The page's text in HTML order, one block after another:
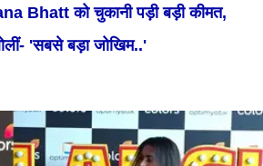
Bhatt को चुकानी पड़ी बड़ी कीमत,
'सबसे बड़ा जोखिम..'